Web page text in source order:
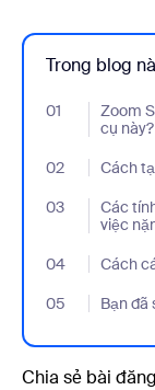
Trong blog
01
Zoom
cụ này?
- Jumplink to
02 Cách
- Jumplink to
03
Các
việc
- Jumplink to
04 Cách
- Jumplink to
05
Bạn đã
- Jumplink to
Chia sẻ bài